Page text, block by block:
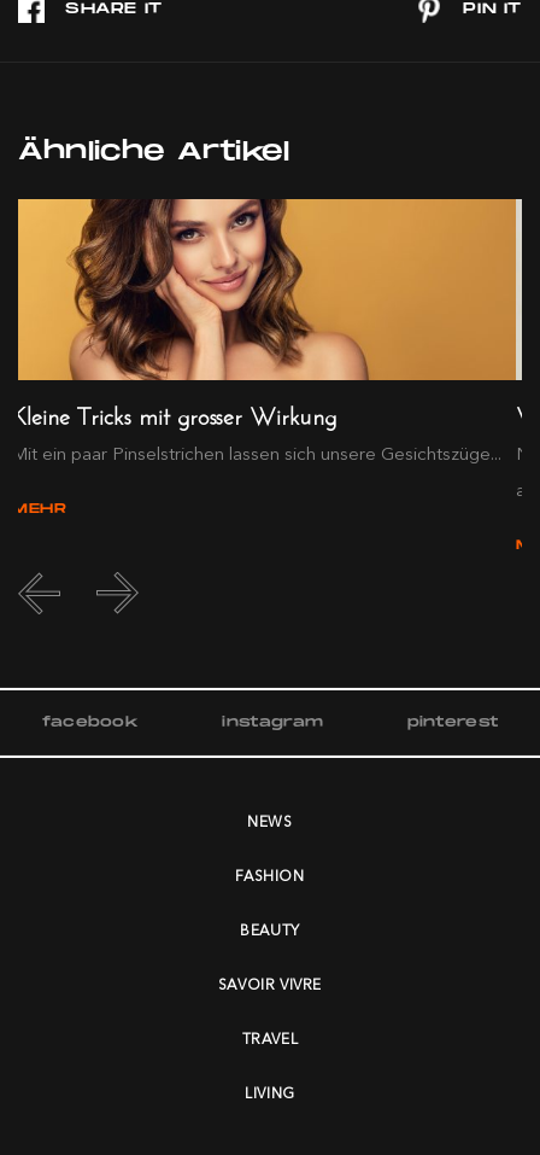
Ähnliche Artikel
Kleine Tricks mit grosser Wirkung
Mit ein paar Pinselstrichen lassen sich unsere Gesichtszüge...
MEHR
facebook instagram pinterest
NEWS
FASHION
BEAUTY
SAVOIR VIVRE
TRAVEL
LIVING